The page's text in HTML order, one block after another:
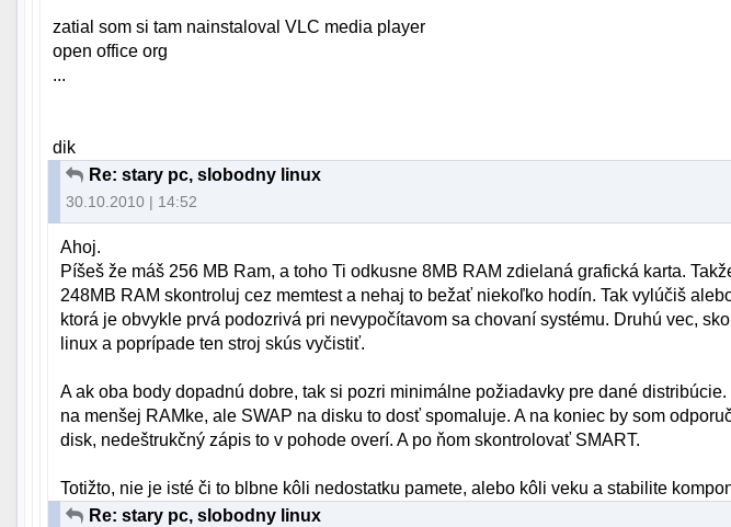
zatial som si tam nainstaloval VLC media player
open office org
...
dik
Re: stary pc, slobodny linux
30.10.2010 | 14:52
Ahoj.
Píšeš že máš 256 MB Ram, a toho Ti odkusne 8MB RAM zdielaná grafická karta.
248MB RAM skontroluj cez memtest a nehaj to bežať niekoľko hodín. Tak vylúčiš
ktorá je obvykle prvá podozrivá pri nevypočítavom sa chovaní systému. Druhú vec,
linux a poprípade ten stroj skús vyčistiť.
A ak oba body dopadnú dobre, tak si pozri minimálne požiadavky pre dané
na menšej RAMke, ale SWAP na disku to dosť spomaluje. A na koniec by som
disk, nedeštrukčný zápis to v pohode overí. A po ňom skontrolovať SMART.
Totižto, nie je isté či to blbne kôli nedostatku pamete, alebo kôli veku a stabilite
Re: stary pc, slobodny linux